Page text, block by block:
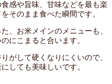
感や旨味、甘味などを最も楽
そのまま食べた瞬間です。
、お米メインのメニューも、
にこまると合います。
がして硬くなりにくいので、
しても美味しいです。